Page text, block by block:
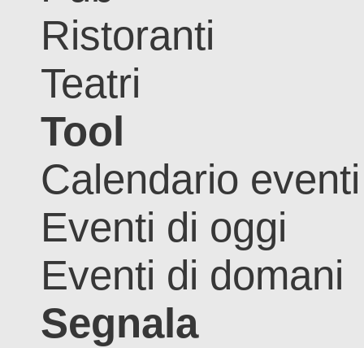
Ristoranti
Teatri
Tool
Calendario eventi
Eventi di oggi
Eventi di domani
Segnala